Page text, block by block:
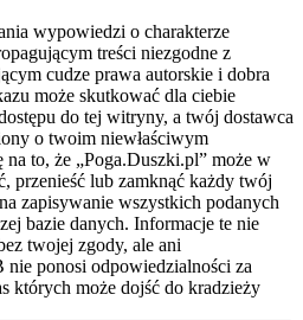
wypowiedzi o charakterze
treści niezgodne z
cudze prawa autorskie i dobra
może skutkować dla ciebie
do tej witryny, a twój dostawca
o twoim niewłaściwym
na to, że „Poga.Duszki.pl” może w
przenieść lub zamknąć każdy twój
zapisywanie wszystkich podanych
bazie danych. Informacje te nie
twojej zgody, ale ani
ponosi odpowiedzialności za
których może dojść do kradzieży